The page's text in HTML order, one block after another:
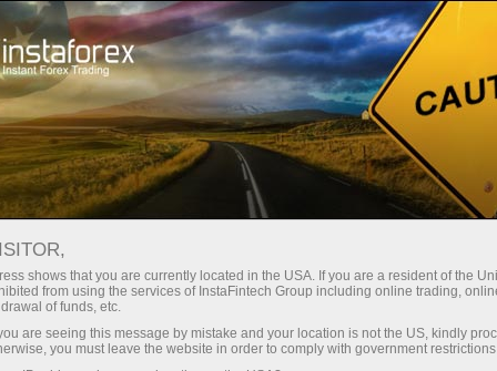
مع إنستا فوركس، يمكنك الوصول إلى
إلى 1:5000، وبعض من أفضل فروق
صغير الحجم
30% مكافأة
لكل إيداع
shows that you are currently located in the USA. If you are a resident of the
from using the services of InstaFintech Group including online trading,
of funds, etc.
are seeing this message by mistake and your location is not the US, kindly
you must leave the website in order to comply with government